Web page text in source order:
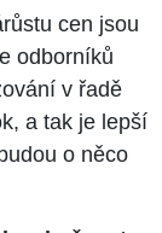
cen jsou
odborníků
v řadě
a tak je lepší
o něco